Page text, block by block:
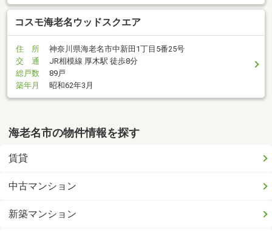
コスモ海老名ウッドスクエア
住 所
神奈川県海老名市中新田1丁目5番25号
交 通
JR相模線 厚木駅 徒歩8分
総戸数
89戸
築年月
昭和62年3月
海老名市の物件情報を探す
賃貸
中古マンション
新築マンション